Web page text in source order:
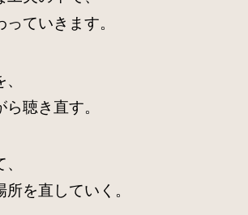
ていきます。
聴き直す。
を直していく。